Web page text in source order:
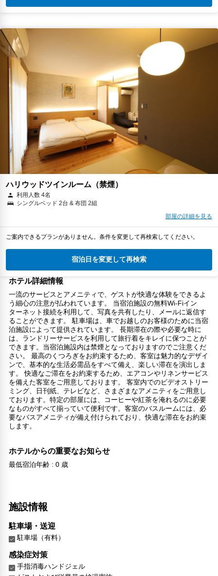
ハリウッドツインルーム（禁煙）
利用人数 4名
シングルベッド 2台 & 布団 2組
部屋の詳細を見る
ご案内できるプランがありません。条件を変更して再検索してください。
宿泊日を変更して再検索
ホテル詳細情報
一流のサービスとアメニティで、ゲストが快適な体験をできるよ
う細心の注意が払われています。 当宿泊施設の無料Wi-Fiイン
ターネット接続を利用して、写真を共有したり、メールに返信す
ることができます。 駐車場は、車でお越しのお客様のために当宿
泊施設によって提供されています。 長期滞在の際や必要な時に
は、ランドリーサービスを利用して旅行着をキレイに保つことが
できます。当宿泊施設内は禁煙となっておりますのでご注意くだ
さい。 最高のくつろぎをお約束するため、客室は魅力的なデザイ
ンで、基本的な生活必需品をすべて備え、楽しい滞在を演出しま
す。 快適なご滞在をお約束するため、エアコンやリネンサービス
を備えた客室をご用意しております。 客室内でのビデオストリー
ミング、日刊紙、テレビなど、さまざまなアメニティをご用意し
ております。特定の部屋には、コーヒーや紅茶を淹れるのに必要
なものがすべて揃っていて便利です。客室のバスルームには、必
要なバスアメニティが備え付けられており、快適な滞在をお約束
します。
ホテルからの重要なお知らせ
最低宿泊年齢 : 0 歳
施設情報
駐車場・送迎
駐車場（有料）
感染症対策
手指消毒ハンドジェル